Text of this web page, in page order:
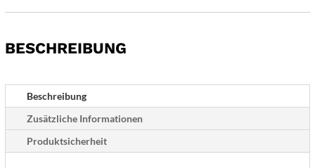
beschichtet
-
möglich
-
Menge
BESCHREIBUNG
Beschreibung
Zusätzliche Informationen
Produktsicherheit